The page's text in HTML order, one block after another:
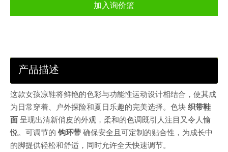
加入询价篮
产品描述
这款女孩凉鞋将鲜艳的色彩与功能性运动设计相结合，使其成
为日常穿着、户外探险和夏日乐趣的完美选择。色块 织带鞋
面 呈现出清新俏皮的外观，柔和的色调既引人注目又令人愉
悦。可调节的 钩环带 确保安全且可定制的贴合性，为成长中
的脚提供轻松和舒适，同时允许全天快速调节。